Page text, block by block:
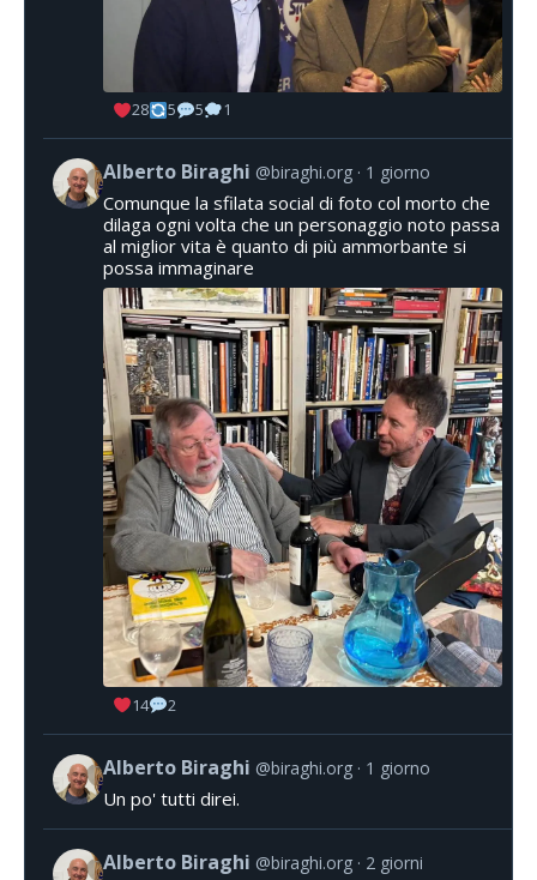
28 5 5 1
Alberto Biraghi @biraghi.org 1 giorno
Comunque la sfilata social di foto col morto che
dilaga ogni volta che un personaggio noto passa
al miglior vita è quanto di più ammorbante si
possa immaginare
14 2
Alberto Biraghi @biraghi.org 1 giorno
Un po' tutti direi.
Alberto Biraghi @biraghi.org 2 giorni